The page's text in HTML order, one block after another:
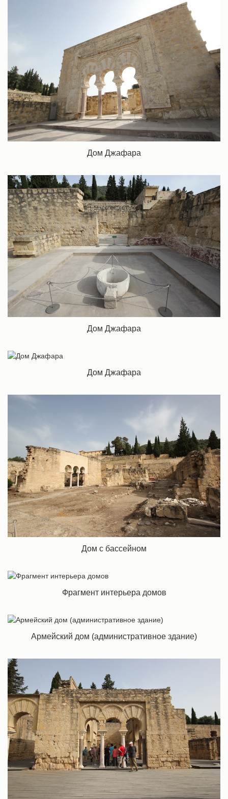
Дом Джафара
Дом Джафара
Дом Джафара
Дом с бассейном
Фрагмент интерьера домов
Армейский дом (административное здание)